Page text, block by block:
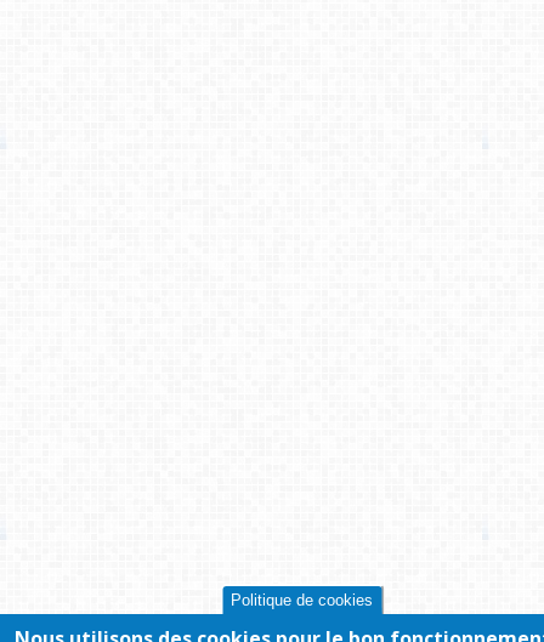
Politique de cookies